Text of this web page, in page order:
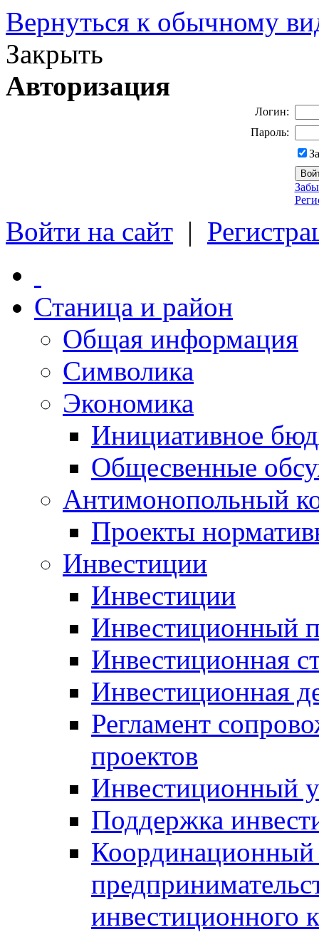
Вернуться к обычному
Закрыть
Авторизация
Логин:
Пароль:
Войти на сайт |
Станица и район
Общая информация
Символика
Экономика
Инициативное
Общесвенные
Антимонопольный
Проекты
Инвестиции
Инвестиции
Инвестиционный
Инвестиционная
Инвестиционная
Регламент
проектов
Инвестиционный
Поддержка
Координационный
инвестиционного